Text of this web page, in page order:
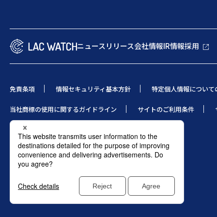
ニュースリリース会社情報IR情報採用
免責条項 情報セキュリティ基本方針 特定個人情報について
当社商標の使用に関するガイドライン サイトのご利用条件
© 1995 LAC Co., Ltd.